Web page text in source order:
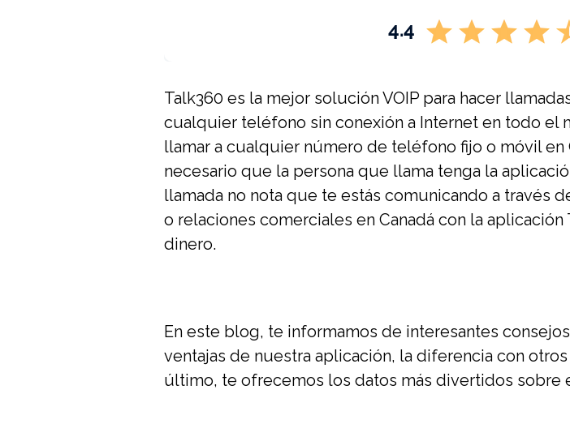
4.4
Talk360 es la mejor solución VOIP para hacer
cualquier teléfono sin conexión a Internet en todo el
llamar a cualquier número de teléfono fijo o móvil en
necesario que la persona que llama tenga la
llamada no nota que te estás comunicando a través
o relaciones comerciales en Canadá con la
dinero.
En este blog, te informamos de interesantes
ventajas de nuestra aplicación, la diferencia con
último, te ofrecemos los datos más divertidos sobre